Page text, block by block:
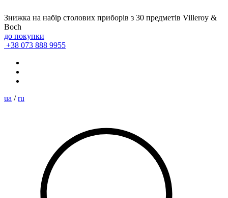
Знижка на набір столових приборів з 30 предметів Villeroy &
Boch
до покупки
+38 073 888 9955
ua / ru